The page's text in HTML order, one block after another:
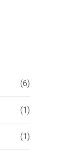
(6)
(1)
(1)